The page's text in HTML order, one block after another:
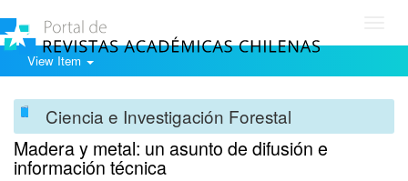
View Item
Ciencia e Investigación Forestal
Madera y metal: un asunto de difusión e
información técnica